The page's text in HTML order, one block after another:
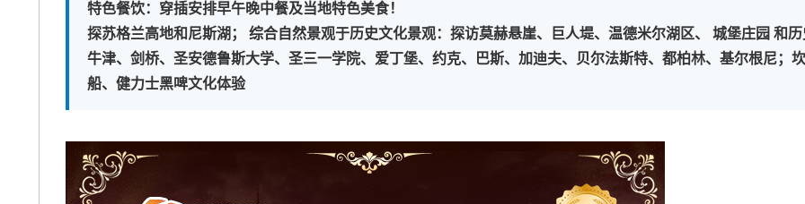
特色餐饮：穿插安排早午晚中餐及当地特色美食！
探苏格兰高地和尼斯湖； 综合自然景观于历史文化景观：探访莫赫悬崖、巨人堤、温德米尔湖区、 城堡庄园 和
牛津、剑桥、圣安德鲁斯大学、圣三一学院、爱丁堡、约克、巴斯、加迪夫、贝尔法斯特、都柏林、基尔根尼；
船、健力士黑啤文化体验